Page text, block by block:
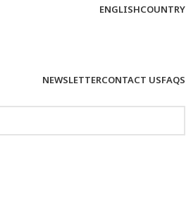
ENGLISHCOUNTRY
NEWSLETTERCONTACT USFAQS